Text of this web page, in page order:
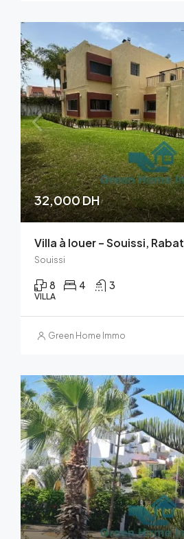
32,000 DH
Villa à louer – Souissi, Rabat
Souissi
8 4 3
VILLA
Green Home Immo